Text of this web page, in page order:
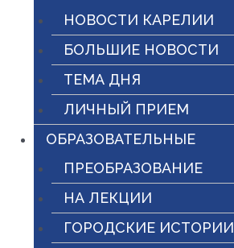
НОВОСТИ КАРЕЛИИ
БОЛЬШИЕ НОВОСТИ
ТЕМА ДНЯ
ЛИЧНЫЙ ПРИЕМ
ОБРАЗОВАТЕЛЬНЫЕ
ПРЕОБРАЗОВАНИЕ
НА ЛЕКЦИИ
ГОРОДСКИЕ ИСТОРИИ